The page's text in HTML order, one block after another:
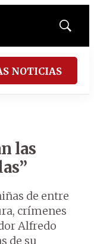
Mostrar
NOTICIAS
las
de entre
crímenes
Alfredo
de su